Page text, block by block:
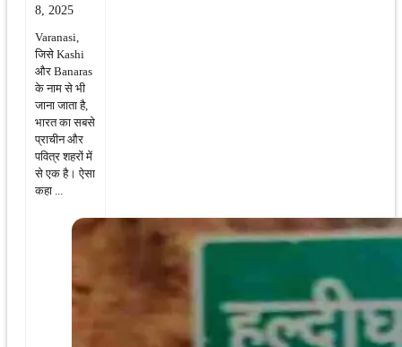
8, 2025
Varanasi,
जिसे Kashi
और Banaras
के नाम से भी
जाना जाता है,
भारत का सबसे
प्राचीन और
पवित्र शहरों में
से एक है। ऐसा
कहा ...